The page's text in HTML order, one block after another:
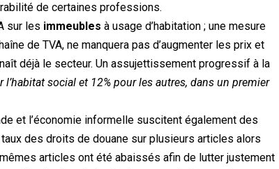
de certaines professions.
sur les immeubles à usage d’habitation ; une mesure
de TVA, ne manquera pas d’augmenter les prix et
déjà le secteur. Un assujettissement progressif à la
l’habitat social et 12% pour les autres, dans un premier
et l’économie informelle suscitent également des
des droits de douane sur plusieurs articles alors
articles ont été abaissés afin de lutter justement